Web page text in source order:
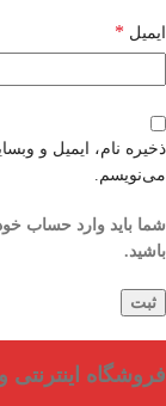
ایمیل *
ذخیره نام، ایمیل و
می‌نویسم.
شما باید وارد حساب
باشید.
فروشگاه